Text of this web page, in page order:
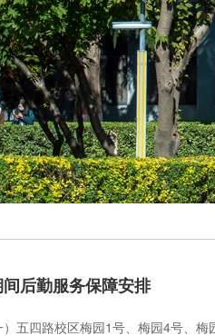
后勤服务保障安排
五四路校区梅园1号、梅园4号、